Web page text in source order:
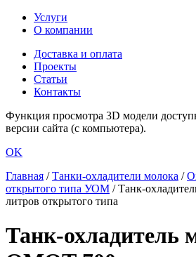
Услуги
О компании
Доставка и оплата
Проекты
Статьи
Контакты
Функция просмотра 3D модели
версии сайта (с компьютера).
OK
Главная /Танки-охладители молока /
открытого типа УОМ /Танк-
литров открытого типа
Танк-охладитель